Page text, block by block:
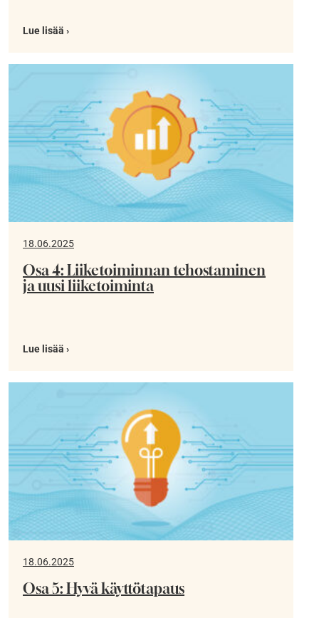
Lue lisää ›
18.06.2025
Osa 4: Liiketoiminnan tehostaminen
ja uusi liiketoiminta
Lue lisää ›
18.06.2025
Osa 5: Hyvä käyttötapaus